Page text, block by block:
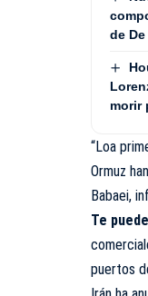
de
morir
“Loa
Ormuz
Babaei,
Te
puertos